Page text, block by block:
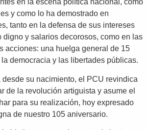
en la escena política nacional, como
y como lo ha demostrado en
tanto en la defensa de sus intereses
digno y salarios decorosos, como en las
acciones: una huelga general de 15
democracia y las libertades públicas.
desde su nacimiento, el PCU revindica
de la revolución artiguista y asume el
para su realización, hoy expresado
de nuestro 105 aniversario.